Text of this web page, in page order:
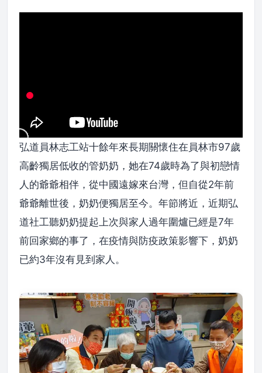
弘道員林志工站十餘年來長期關懷住在員林市97歲
高齡獨居低收的管奶奶，她在74歲時為了與初戀情
人的爺爺相伴，從中國遠嫁來台灣，但自從2年前
爺爺離世後，奶奶便獨居至今。年節將近，近期弘
道社工聽奶奶提起上次與家人過年圍爐已經是7年
前回家鄉的事了，在疫情與防疫政策影響下，奶奶
已約3年沒有見到家人。